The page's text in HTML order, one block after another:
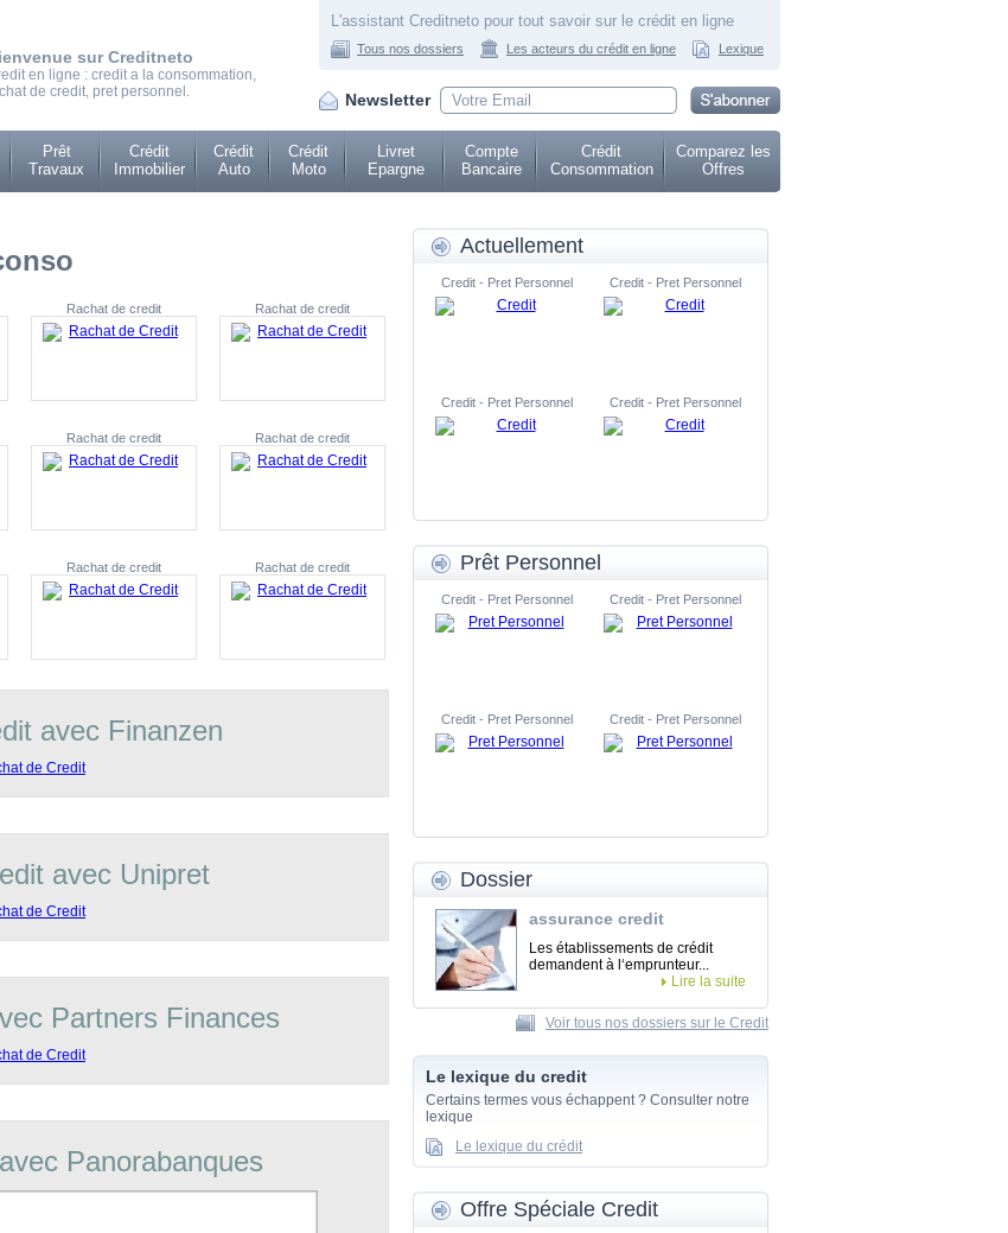
sur Creditneto
en ligne : credit a la consommation,
de credit, pret personnel.
L'assistant Creditneto pour tout savoir sur le crédit en ligne
Tous nos dossiers Les acteurs du crédit en ligne Lexique
Newsletter
Prêt
Travaux
Crédit
Immobilier
Crédit
Auto
Crédit
Moto
Livret
Epargne
Compte
Bancaire
Crédit
Consommation
Comparez les
Offres
Rachat de credit Rachat de credit
Rachat de credit Rachat de credit
Rachat de credit Rachat de credit
avec Finanzen
avec Unipret
Partners Finances
Panorabanques
Actuellement
Credit - Pret Personnel Credit - Pret Personnel
Credit - Pret Personnel Credit - Pret Personnel
Prêt Personnel
Credit - Pret Personnel Credit - Pret Personnel
Credit - Pret Personnel Credit - Pret Personnel
Dossier
assurance credit
Les établissements de crédit
demandent à l‘emprunteur...
Lire la suite
Voir tous nos dossiers sur le Credit
Le lexique du credit
Certains termes vous échappent ? Consulter notre
lexique
Le lexique du crédit
Offre Spéciale Credit